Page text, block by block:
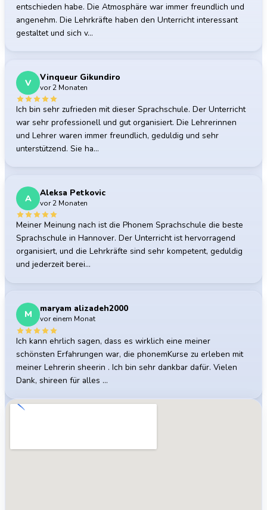
entschieden habe. Die Atmosphäre war immer freundlich und
angenehm. Die Lehrkräfte haben den Unterricht interessant
gestaltet und sich v…
V Vinqueur Gikundiro
vor 2 Monaten
Ich bin sehr zufrieden mit dieser Sprachschule. Der Unterricht
war sehr professionell und gut organisiert. Die Lehrerinnen
und Lehrer waren immer freundlich, geduldig und sehr
unterstützend. Sie ha…
A Aleksa Petkovic
vor 2 Monaten
Meiner Meinung nach ist die Phonem Sprachschule die beste
Sprachschule in Hannover. Der Unterricht ist hervorragend
organisiert, und die Lehrkräfte sind sehr kompetent, geduldig
und jederzeit berei…
M maryam alizadeh2000
vor einem Monat
Ich kann ehrlich sagen, dass es wirklich eine meiner
schönsten Erfahrungen war, die phonemKurse zu erleben mit
meiner Lehrerin sheerin . Ich bin sehr dankbar dafür. Vielen
Dank, shireen für alles …